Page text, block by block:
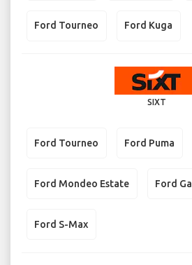
Ford Tourneo Ford Kuga
SIXT
Ford Tourneo Ford Puma
Ford Mondeo Estate Ford
Ford S-Max